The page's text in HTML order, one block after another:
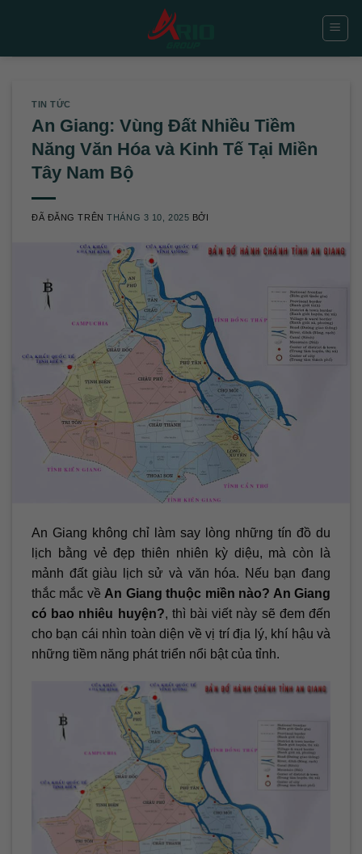
TIN TỨC
An Giang: Vùng Đất Nhiều Tiềm
Năng Văn Hóa và Kinh Tế Tại Miền
Tây Nam Bộ
ĐÃ ĐĂNG TRÊNTHÁNG 3 10, 2025 BỞI
An Giang không chỉ làm say lòng những tín đồ du
lịch bằng vẻ đẹp thiên nhiên kỳ diệu, mà còn là
mảnh đất giàu lịch sử và văn hóa. Nếu bạn đang
thắc mắc về An Giang thuộc miền nào? An Giang
có bao nhiêu huyện?, thì bài viết này sẽ đem đến
cho bạn cái nhìn toàn diện về vị trí địa lý, khí hậu và
những tiềm năng phát triển nổi bật của tỉnh.